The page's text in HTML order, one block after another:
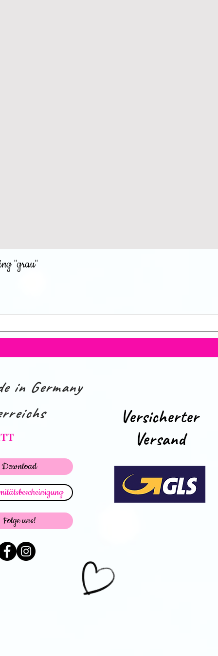
"grau"
in Germany
Download
Folge uns!
Versicherter
Versand